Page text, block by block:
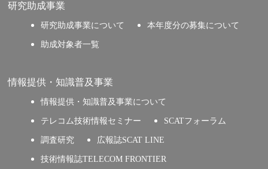
研究助成事業
研究助成事業について
本年度分の募集について
助成対象者一覧
情報提供・知識普及事業
情報提供・知識普及事業について
テレコム技術情報セミナー
SCATフォーラム
調査研究
広報誌SCAT LINE
技術情報誌TELECOM FRONTIER